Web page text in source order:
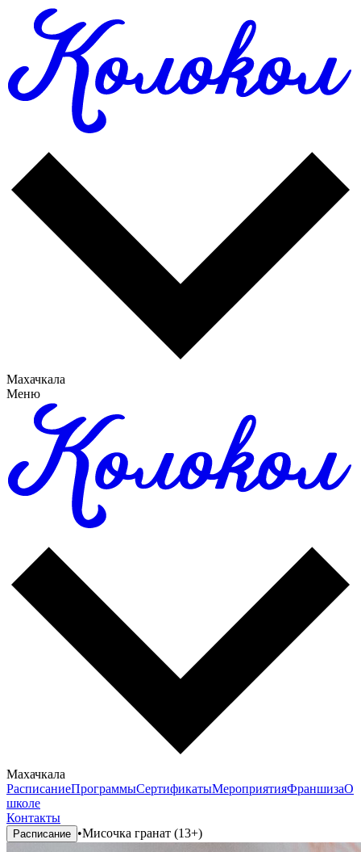
Махачкала
Меню
Махачкала
РасписаниеПрограммыСертификатыМероприятияФраншизаО
школе
Контакты
Расписание •Мисочка гранат (13+)